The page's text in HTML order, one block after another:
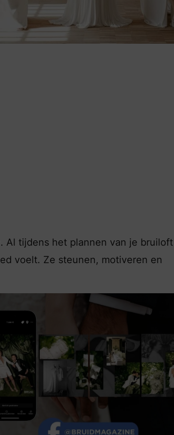
Al tijdens het plannen van je
voelt. Ze steunen, motiveren en